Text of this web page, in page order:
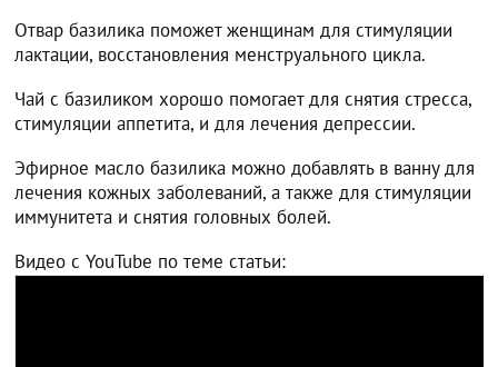
Отвар базилика поможет женщинам для стимуляции
лактации, восстановления менструального цикла.
Чай с базиликом хорошо помогает для снятия стресса,
стимуляции аппетита, и для лечения депрессии.
Эфирное масло базилика можно добавлять в ванну для
лечения кожных заболеваний, а также для стимуляции
иммунитета и снятия головных болей.
Видео с YouTube по теме статьи: